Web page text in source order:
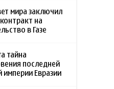
мира заключил
на
в Газе
тайна
последней
империи Евразии